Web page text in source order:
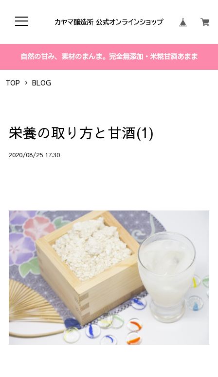
自然の甘み、素材のまんま。完全無添加・米糀甘酒あまま
TOP BLOG
栄養の取り方と甘酒(1)
2020/08/25 17:30